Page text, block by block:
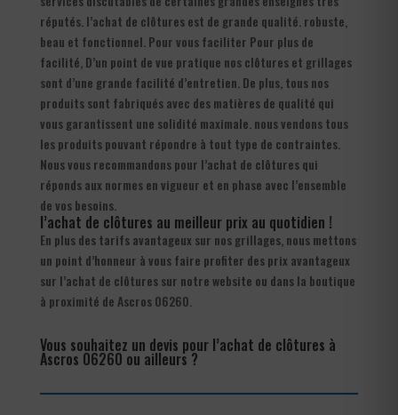
réputés. l’achat de clôtures est de grande qualité. robuste,
beau et fonctionnel. Pour vous faciliter Pour plus de
facilité, D’un point de vue pratique nos clôtures et grillages
sont d’une grande facilité d’entretien. De plus, tous nos
produits sont fabriqués avec des matières de qualité qui
vous garantissent une solidité maximale. nous vendons tous
les produits pouvant répondre à tout type de contraintes.
Nous vous recommandons pour l’achat de clôtures qui
réponds aux normes en vigueur et en phase avec l’ensemble
de vos besoins.
l’achat de clôtures au meilleur prix au quotidien !
En plus des tarifs avantageux sur nos grillages, nous mettons
un point d’honneur à vous faire profiter des prix avantageux
sur l’achat de clôtures sur notre website ou dans la boutique
à proximité de Ascros 06260.
Vous souhaitez un devis pour l’achat de clôtures à
Ascros 06260 ou ailleurs ?